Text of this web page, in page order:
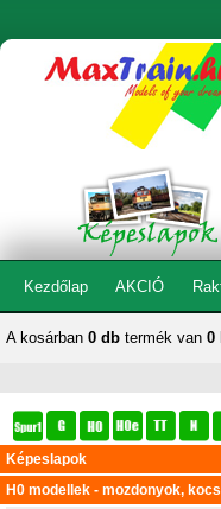
Kezdőlap AKCIÓ
A kosárban 0 db termék van 0
Képeslapok
H0 modellek - mozdonyok,